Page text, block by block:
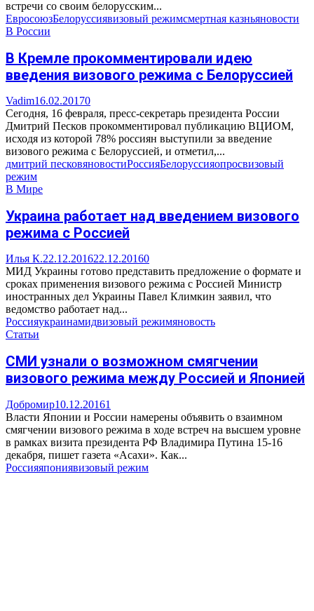
встречи со своим белорусским...
ЕвросоюзБелоруссиявизовый режимсмертная казньяновости
В России
В Кремле прокомментировали идею
введения визового режима с Белоруссией
Vadim16.02.20170
Сегодня, 16 февраля, пресс-секретарь президента России
Дмитрий Песков прокомментировал публикацию ВЦИОМ,
исходя из которой 78% россиян выступили за введение
визового режима с Белоруссией, и отметил,...
дмитрий песковяновостиРоссияБелоруссияопросвизовый
режим
В Мире
Украина работает над введением визового
режима с Россией
Илья К.22.12.201622.12.20160
МИД Украины готово представить предложение о формате и
сроках применения визового режима с Россией Министр
иностранных дел Украины Павел Климкин заявил, что
ведомство работает над...
Россияукраинамидвизовый режимяновость
Статьи
СМИ узнали о возможном смягчении
визового режима между Россией и Японией
Добромир10.12.20161
Власти Японии и России намерены объявить о взаимном
смягчении визового режима в ходе встреч на высшем уровне
в рамках визита президента РФ Владимира Путина 15-16
декабря, пишет газета «Асахи». Как...
Россияяпониявизовый режим